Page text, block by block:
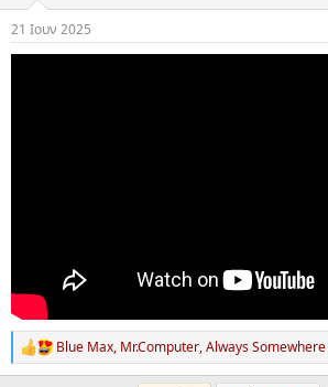
s
:
21 Ιουν 2025
R
e
Blue Max, Mr.Computer,Always Somewhere